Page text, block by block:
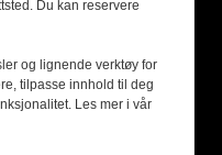
Du kan reservere
og lignende verktøy for
tilpasse innhold til deg
Les mer i vår